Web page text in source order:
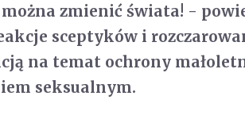
zmienić świata! -
sceptyków i
na temat ochrony
seksualnym.